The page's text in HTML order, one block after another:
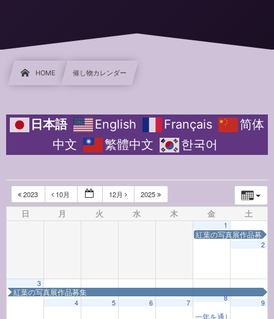
HOME 催し物カレンダー
日本語 English Français
简体
中文
繁體中文 한국어
2023 10月 12月 2025
日 月 火 水 木 金 土
1
紅葉の写真展作品募集
2
3
紅葉の写真展作品募集
4 5 6 7
8
一年を通して学ぶお香
9